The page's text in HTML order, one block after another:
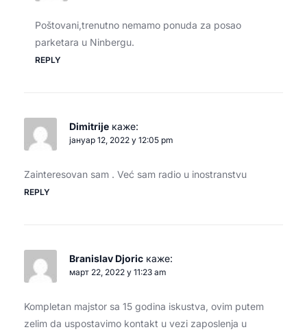
Poštovani,trenutno nemamo ponuda za posao
parketara u Ninbergu.
REPLY
Dimitrije каже:
јануар 12, 2022 у 12:05 pm
Zainteresovan sam . Već sam radio u inostranstvu
REPLY
Branislav Djoric каже:
март 22, 2022 у 11:23 am
Kompletan majstor sa 15 godina iskustva, ovim putem
zelim da uspostavimo kontakt u vezi zaposlenja u